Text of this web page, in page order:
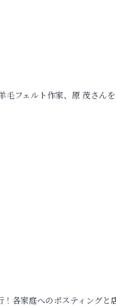
毛フェルト作家、原 茂さん
各家庭へのポスティングと